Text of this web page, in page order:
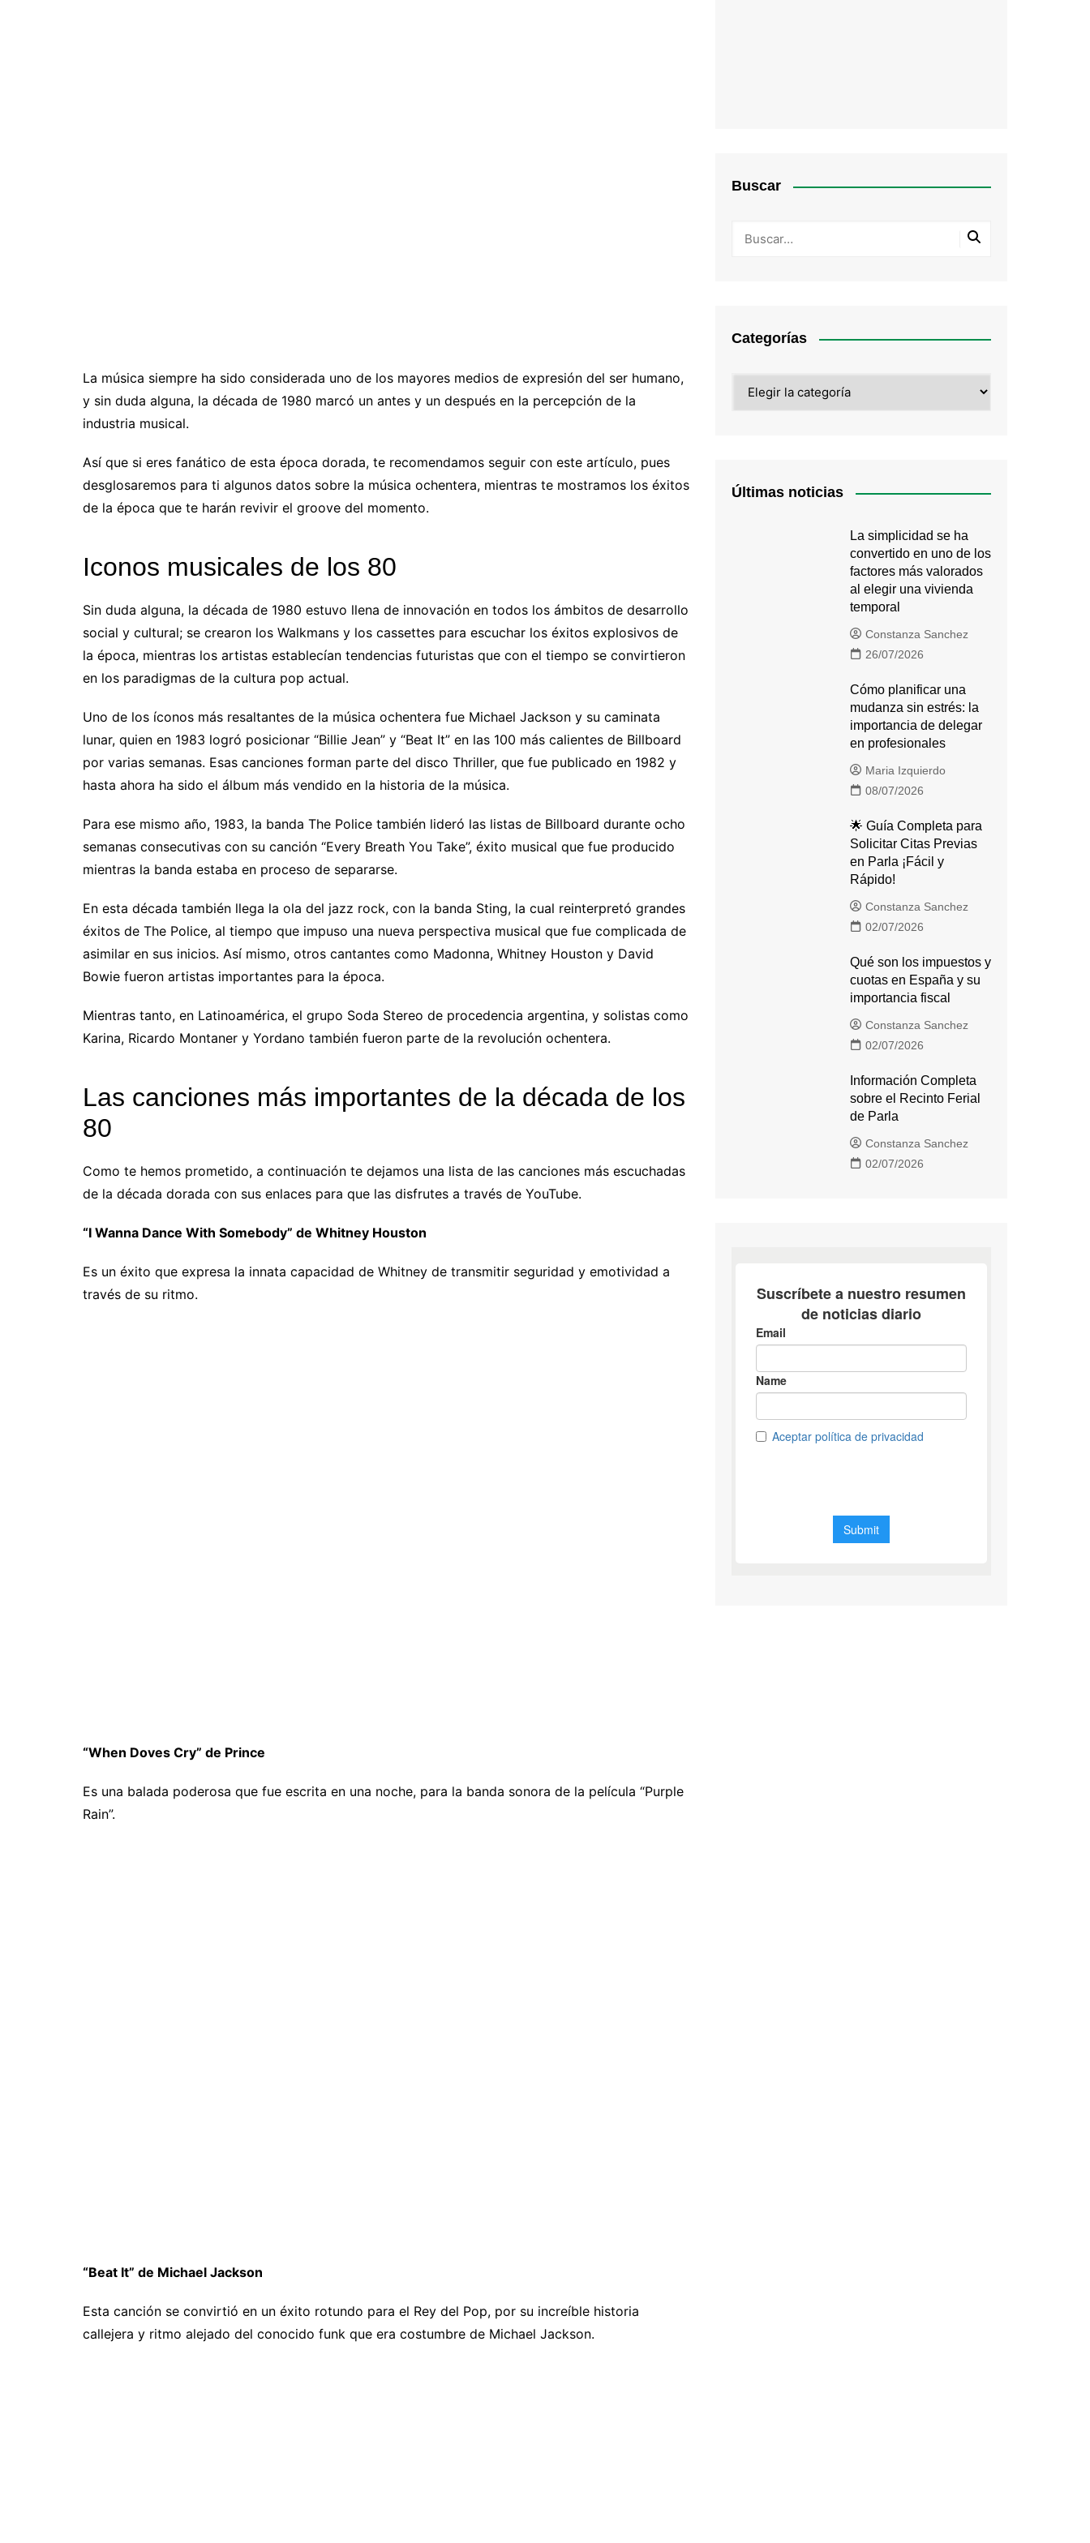
La música siempre ha sido considerada uno de los mayores medios de expresión del ser humano,
y sin duda alguna, la década de 1980 marcó un antes y un después en la percepción de la
industria musical.
Así que si eres fanático de esta época dorada, te recomendamos seguir con este artículo, pues
desglosaremos para ti algunos datos sobre la música ochentera, mientras te mostramos los éxitos
de la época que te harán revivir el groove del momento.
Iconos musicales de los 80
Sin duda alguna, la década de 1980 estuvo llena de innovación en todos los ámbitos de desarrollo
social y cultural; se crearon los Walkmans y los cassettes para escuchar los éxitos explosivos de
la época, mientras los artistas establecían tendencias futuristas que con el tiempo se convirtieron
en los paradigmas de la cultura pop actual.
Uno de los íconos más resaltantes de la música ochentera fue Michael Jackson y su caminata
lunar, quien en 1983 logró posicionar “Billie Jean” y “Beat It” en las 100 más calientes de Billboard
por varias semanas. Esas canciones forman parte del disco Thriller, que fue publicado en 1982 y
hasta ahora ha sido el álbum más vendido en la historia de la música.
Para ese mismo año, 1983, la banda The Police también lideró las listas de Billboard durante ocho
semanas consecutivas con su canción “Every Breath You Take”, éxito musical que fue producido
mientras la banda estaba en proceso de separarse.
En esta década también llega la ola del jazz rock, con la banda Sting, la cual reinterpretó grandes
éxitos de The Police, al tiempo que impuso una nueva perspectiva musical que fue complicada de
asimilar en sus inicios. Así mismo, otros cantantes como Madonna, Whitney Houston y David
Bowie fueron artistas importantes para la época.
Mientras tanto, en Latinoamérica, el grupo Soda Stereo de procedencia argentina, y solistas como
Karina, Ricardo Montaner y Yordano también fueron parte de la revolución ochentera.
Las canciones más importantes de la década de los
80
Como te hemos prometido, a continuación te dejamos una lista de las canciones más escuchadas
de la década dorada con sus enlaces para que las disfrutes a través de YouTube.
“I Wanna Dance With Somebody” de Whitney Houston
Es un éxito que expresa la innata capacidad de Whitney de transmitir seguridad y emotividad a
través de su ritmo.
“When Doves Cry” de Prince
Es una balada poderosa que fue escrita en una noche, para la banda sonora de la película “Purple
Rain”.
“Beat It” de Michael Jackson
Esta canción se convirtió en un éxito rotundo para el Rey del Pop, por su increíble historia
callejera y ritmo alejado del conocido funk que era costumbre de Michael Jackson.
Buscar
Categorías
Últimas noticias
La simplicidad se ha
convertido en uno de los
factores más valorados
al elegir una vivienda
temporal
Constanza Sanchez
26/07/2026
Cómo planificar una
mudanza sin estrés: la
importancia de delegar
en profesionales
Maria Izquierdo
08/07/2026
🌟 Guía Completa para
Solicitar Citas Previas
en Parla ¡Fácil y
Rápido!
Constanza Sanchez
02/07/2026
Qué son los impuestos y
cuotas en España y su
importancia fiscal
Constanza Sanchez
02/07/2026
Información Completa
sobre el Recinto Ferial
de Parla
Constanza Sanchez
02/07/2026